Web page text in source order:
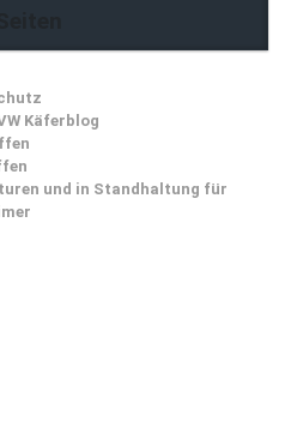
Käferblog
und in Standhaltung für